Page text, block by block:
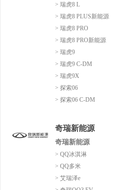
> 瑞虎8 L
> 瑞虎8 PLUS新能源
> 瑞虎8 PRO
> 瑞虎8 PRO新能源
> 瑞虎9
> 瑞虎9 C-DM
> 瑞虎9X
> 探索06
> 探索06 C-DM
奇瑞新能源
奇瑞新能源
> QQ冰淇淋
> QQ多米
> 艾瑞泽e